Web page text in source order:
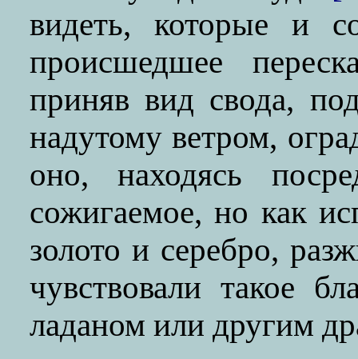
видеть, которые и
происшедшее
приняв вид свода,
надутому ветром,
оно, находясь
сожигаемое, но как
золото и серебро,
чувствовали такое
ладаном или другим